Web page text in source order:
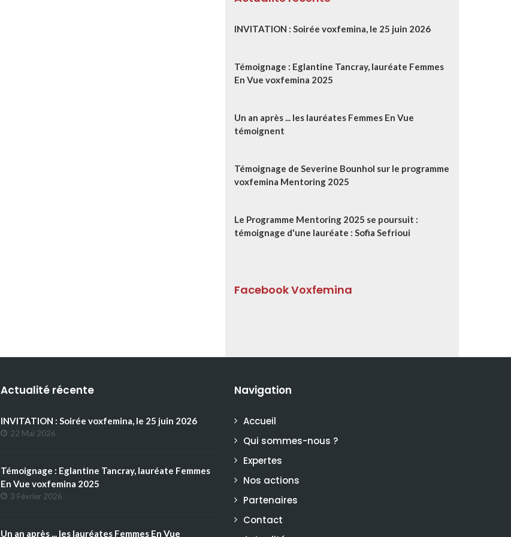
INVITATION : Soirée voxfemina, le 25 juin 2026
Témoignage : Eglantine Tancray, lauréate Femmes
En Vue voxfemina 2025
Un an après ... les lauréates Femmes En Vue
témoignent
Témoignage de Severine Bounhol sur le programme
voxfemina Mentoring 2025
Le Programme Mentoring 2025 se poursuit :
témoignage d'une lauréate : Sofia Sefrioui
Facebook Voxfemina
Actualité récente
INVITATION : Soirée voxfemina, le 25 juin 2026
22 Mai 2026
Témoignage : Eglantine Tancray, lauréate Femmes
En Vue voxfemina 2025
3 Février 2026
Un an après ... les lauréates Femmes En Vue
Navigation
Accueil
Qui sommes-nous ?
Expertes
Nos actions
Partenaires
Contact